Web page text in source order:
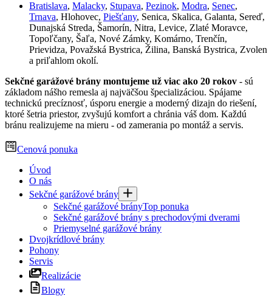
Bratislava, Malacky, Stupava, Pezinok, Modra, Senec,
Trnava, Hlohovec, Piešťany, Senica, Skalica, Galanta, Sereď,
Dunajská Streda, Šamorín, Nitra, Levice, Zlaté Moravce,
Topoľčany, Šaľa, Nové Zámky, Komárno, Trenčín,
Prievidza, Považská Bystrica, Žilina, Banská Bystrica, Zvolen
a priľahlom okolí.
Sekčné garážové brány montujeme už viac ako 20 rokov - sú
základom nášho remesla aj najväčšou špecializáciou. Spájame
technickú precíznosť, úsporu energie a moderný dizajn do riešení,
ktoré šetria priestor, zvyšujú komfort a chránia váš dom. Každú
bránu realizujeme na mieru - od zamerania po montáž a servis.
Cenová ponuka
Úvod
O nás
Sekčné garážové brány
Sekčné garážové brányTop ponuka
Sekčné garážové brány s prechodovými dverami
Priemyselné garážové brány
Dvojkrídlové brány
Pohony
Servis
Realizácie
Blogy